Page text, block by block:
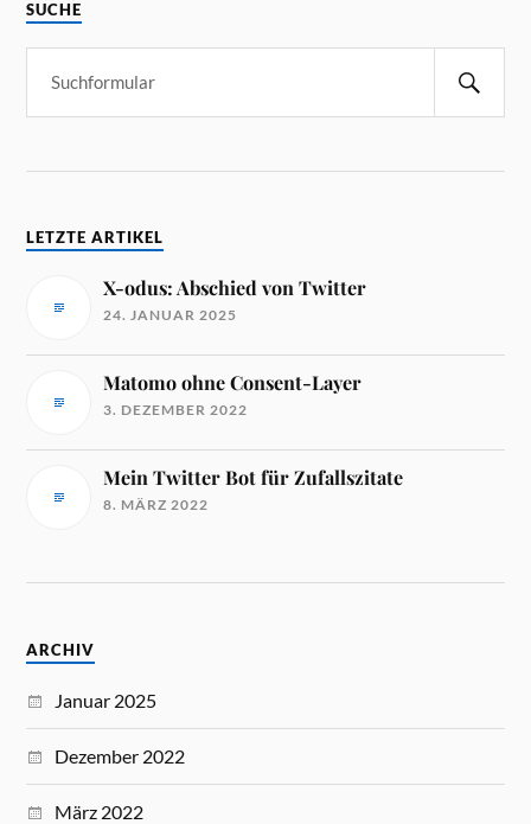
SUCHE
LETZTE ARTIKEL
X-odus: Abschied von Twitter
24. JANUAR 2025
Matomo ohne Consent-Layer
3. DEZEMBER 2022
Mein Twitter Bot für Zufallszitate
8. MÄRZ 2022
ARCHIV
Januar 2025
Dezember 2022
März 2022